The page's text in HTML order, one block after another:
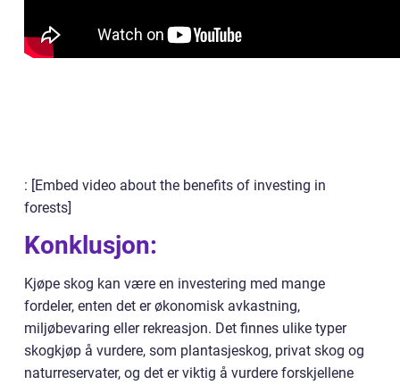
: [Embed video about the benefits of investing in
forests]
Konklusjon:
Kjøpe skog kan være en investering med mange
fordeler, enten det er økonomisk avkastning,
miljøbevaring eller rekreasjon. Det finnes ulike typer
skogkjøp å vurdere, som plantasjeskog, privat skog og
naturreservater, og det er viktig å vurdere forskjellene